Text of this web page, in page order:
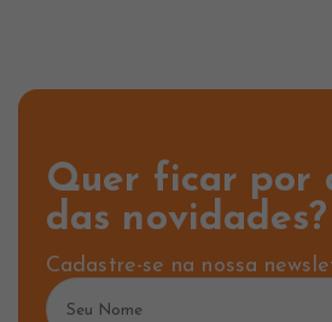
Quer ficar por
das novidades?
Cadastre-se na nossa